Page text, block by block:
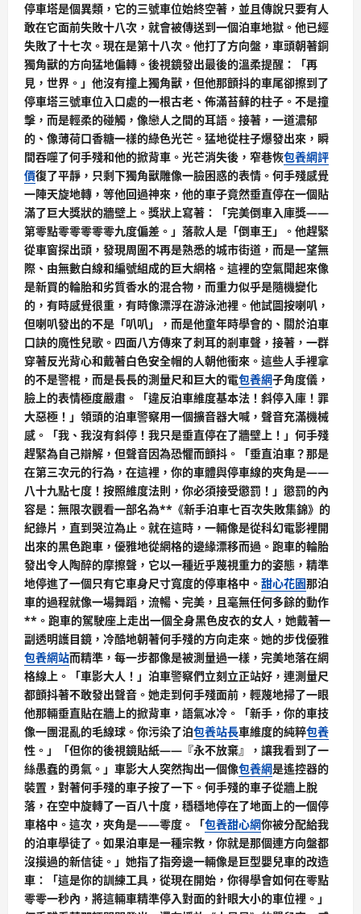
停車塔是個異類，它的三號車位始終空著，並且傳說只要有人
敢在它面前失敗十八次，就會被傳送到一個泊車地獄。他已經
失敗了十七次。現在是第十八次。他打了方向盤，車頭朝著銅
獨角獸的方向猛地偏轉。後視鏡發出最後的溫柔提醒：「再
見，世界。」他沒有撞上獨角獸，但他那顫抖的車尾卻擦到了
停車塔三號車位入口處的一根古老、佈滿苔蘚的柱子。不是撞
擊，而是輕柔的碰觸，像戀人之間的耳語。接著，一道濃郁
的、像薄荷口香糖一樣的綠色光芒。猛地從柱子爆發出來，瞬
間吞噬了何手殘和他的掀背車。光芒消失後，窄巷恢包養網評
價復了平靜，只剩下獨角獸雕像一臉困惑的表情。何手殘感覺
一陣天旋地轉，等他回過神來，他的車子竟然垂直停在一個貼
滿了巨大獎狀的牆壁上。獎狀上寫著：「完美倒車入庫獎——
第零點零零零零零九度偏差。」落款人是「倒車王」。他趕緊
從車窗探出頭，發現周圍不再是熟悉的城市街道，而是一望無
際、由無數白線和編號組成的巨大網格。這裡的空氣聞起來像
是新買的輪胎和劣質香水的混合物，而重力似乎是隨機變化
的，有時感覺很重，有時像漂浮在游泳池裡。他試圖按喇叭，
但喇叭發出的不是「叭叭」，而是他童年時學會的、關於泊車
口訣的魔性兒歌。四面八方傳來了刺耳的剎車聲，接著，一群
穿著反光背心和戴著白色安全帽的人朝他衝來。這些人手裡拿
的不是警棍，而是長長的測量尺和巨大的電包養網子角度儀，
臉上的表情極度嚴肅。「違反泊車維度基本法！斜停入庫！罪
大惡極！」領頭的泊車警察用一個擴音器大喊，聲音充滿機械
感。「我、我沒有斜停！我只是垂直停在了牆壁上！」何手殘
趕緊為自己辯解，但聲音因為恐懼而顫抖。「垂直泊車？那是
在第三次元的行為，在這裡，你的車體與停車線的夾角是——
八十九點七度！按照維度法則，你必須接受懲罰！」懲罰的內
容是：無限次觀看一部名為**《新手泊車七百次失敗集錦》的
紀錄片，直到哭泣為止。就在這時，一輛像是從科幻電影裡開
出來的黑色跑車，優雅地從網格的邊緣漂移而過。跑車的輪胎
發出令人陶醉的摩擦聲，它以一種近乎蔑視重力的姿態，精準
地停進了一個只有它車身尺寸寬度的停車格中。 甜心花園那泊
車的過程就像一場舞蹈，流暢、完美，且毫無任何多餘的動作
**。跑車的駕駛座上走出一個全身黑色皮衣的女人，她戴著一
副透明護目鏡，冷酷地朝著何手殘的方向走來。她的步伐優雅
包養網站而精準，每一步都像是被測量過一樣，完美地落在網
格線上。「車影大人！」泊車警察們立刻立正站好，連測量尺
都顫抖著不敢發出聲音。她走到何手殘面前，輕蔑地掃了一眼
他那輛垂直貼在牆上的掀背車，語氣冰冷。「新手，你的車技
像一團混亂的毛線球。你污染了泊包養站長車維度的純粹包養
性。」「但你的後視鏡貼紙——『永不放棄』，讓我看到了一
絲愚蠢的勇氣。」車影大人突然掏出一個像包養網是遙控器的
裝置，對著何手殘的車子按了一下。何手殘的車子從牆上脫
落，在空中旋轉了一百八十度，穩穩地停在了地面上的一個停
車格中。這次，夾角是——零度。「包養甜心網你被分配給我
的泊車學徒了。如果泊車是一種宗教，你就是那個連方向盤都
沒摸過的新信徒。」她指了指旁邊一輛像是巨型嬰兒車的改造
車：「這是你的訓練工具，從現在開始，你得學會如何在零點
零零一秒內，將這輛車精準停入對面的針眼大小的車位裡。」